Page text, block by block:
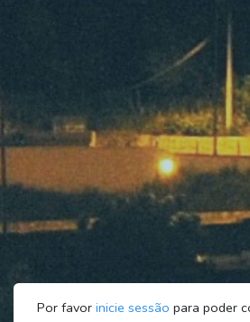
Por favor inicie sessão para poder